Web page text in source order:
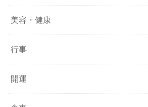
美容・健康
行事
開運